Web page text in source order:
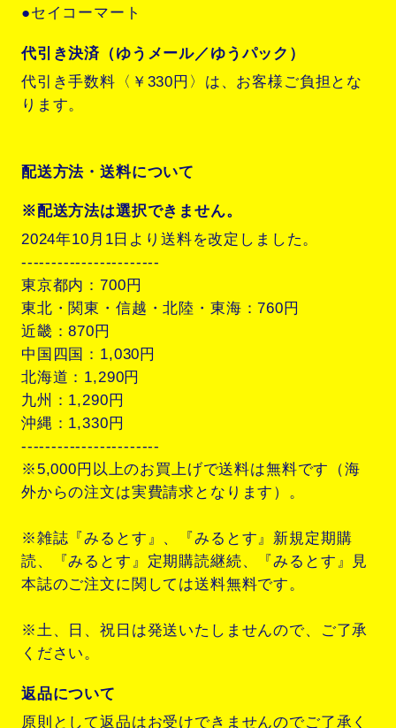
●セイコーマート
代引き決済（ゆうメール／ゆうパック）
代引き手数料〈￥330円〉は、お客様ご負担とな
ります。
配送方法・送料について
※配送方法は選択できません。
2024年10月1日より送料を改定しました。
-----------------------
東京都内：700円
東北・関東・信越・北陸・東海：760円
近畿：870円
中国四国：1,030円
北海道：1,290円
九州：1,290円
沖縄：1,330円
-----------------------
※5,000円以上のお買上げで送料は無料です（海
外からの注文は実費請求となります）。
※雑誌『みるとす』、『みるとす』新規定期購
読、『みるとす』定期購読継続、『みるとす』見
本誌のご注文に関しては送料無料です。
※土、日、祝日は発送いたしませんので、ご了承
ください。
返品について
原則として返品はお受けできませんのでご了承く